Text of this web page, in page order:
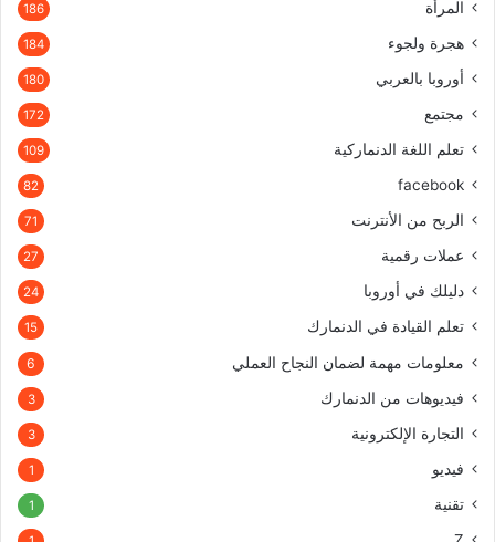
المرأة 186
هجرة ولجوء 184
أوروبا بالعربي 180
مجتمع 172
تعلم اللغة الدنماركية 109
facebook
82
الربح من الأنترنت 71
عملات رقمية 27
دليلك في أوروبا 24
تعلم القيادة في الدنمارك 15
معلومات مهمة لضمان النجاح العملي 6
فيديوهات من الدنمارك 3
التجارة الإلكترونية 3
فيديو 1
تقنية 1